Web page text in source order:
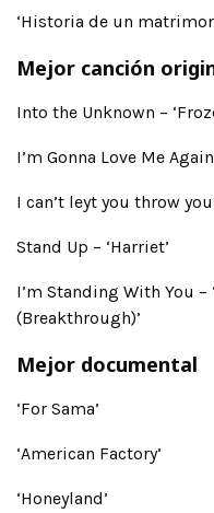
‘Historia de un
Mejor canción
Into the Unknown –
I’m Gonna Love Me
I can’t leyt you throw
Stand Up – ‘Harriet’
I’m Standing With You –
(Breakthrough)’
Mejor documental
‘For Sama’
‘American Factory’
‘Honeyland’